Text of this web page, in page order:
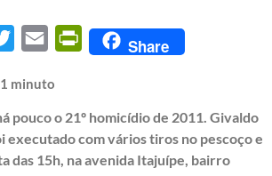
Twitter Email PrintFriendly
Share
minuto
pouco o 21º homicídio de 2011. Givaldo
executado com vários tiros no pescoço e
das 15h, na avenida Itajuípe, bairro